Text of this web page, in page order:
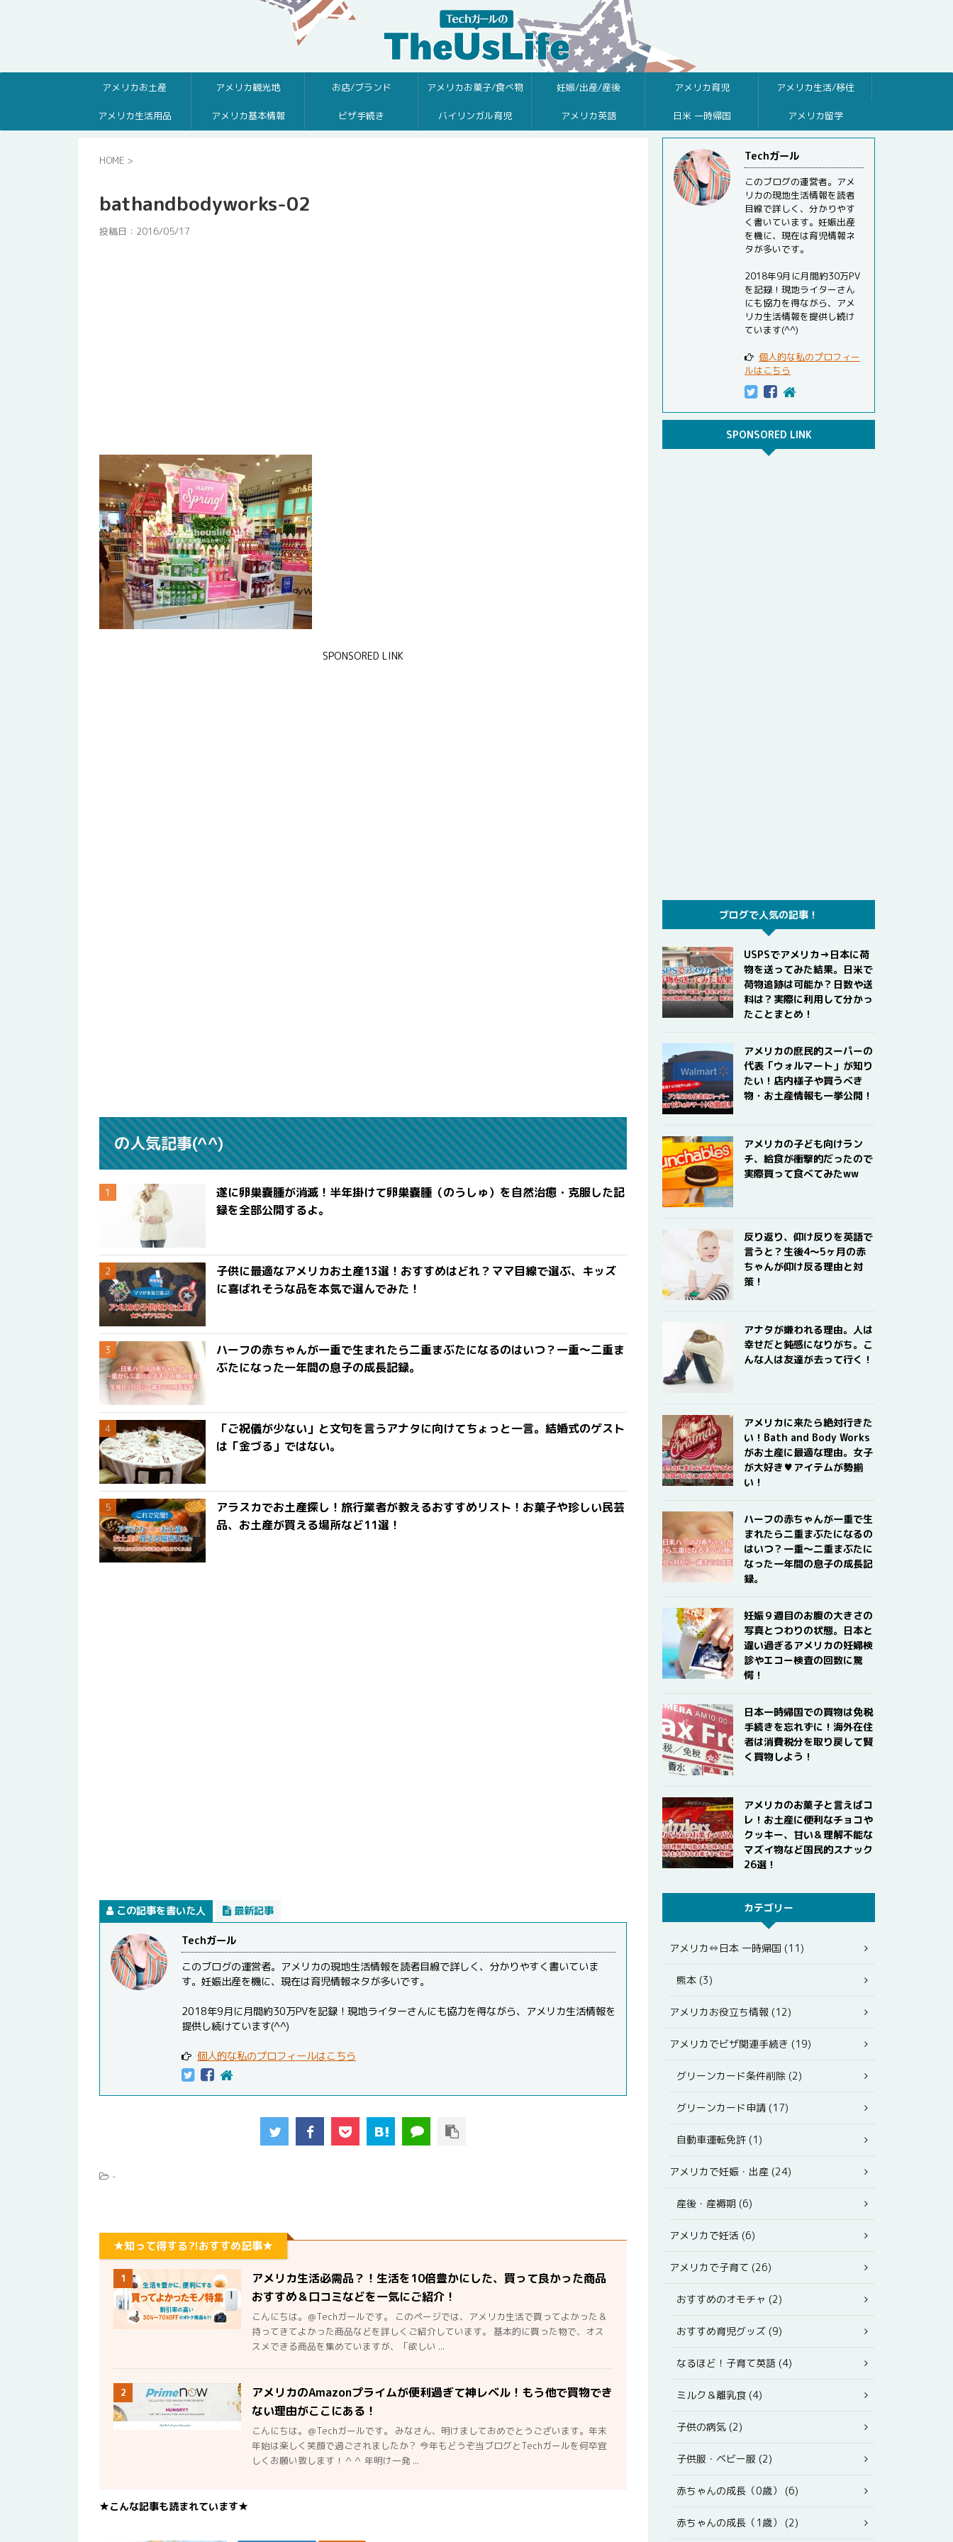
アメリカお土産 アメリカ観光地 お店/ブランド アメリカお菓子/食べ物 妊娠/出産/産後 アメリカ育児 アメリカ生活/移住
アメリカ生活用品 アメリカ基本情報 ビザ手続き バイリンガル育児 アメリカ英語 日米 一時帰国 アメリカ留学
HOME >
bathandbodyworks-02
投稿日： 2016/05/17
SPONSORED LINK
の人気記事(^^)
遂に卵巣嚢腫が消滅！半年掛けて卵巣嚢腫（のうしゅ）を自然治癒・克服した記
録を全部公開するよ。
子供に最適なアメリカお土産13選！おすすめはどれ？ママ目線で選ぶ、キッズ
に喜ばれそうな品を本気で選んでみた！
ハーフの赤ちゃんが一重で生まれたら二重まぶたになるのはいつ？一重〜二重ま
ぶたになった一年間の息子の成長記録。
「ご祝儀が少ない」と文句を言うアナタに向けてちょっと一言。結婚式のゲスト
は「金づる」ではない。
アラスカでお土産探し！旅行業者が教えるおすすめリスト！お菓子や珍しい民芸
品、お土産が買える場所など11選！
この記事を書いた人 最新記事
Techガール
このブログの運営者。アメリカの現地生活情報を読者目線で詳しく、分かりやすく書いていま
す。妊娠出産を機に、現在は育児情報ネタが多いです。
2018年9月に月間約30万PVを記録！現地ライターさんにも協力を得ながら、アメリカ生活情報を
提供し続けています(^^)
個人的な私のプロフィールはこちら
-
★知って得する?!おすすめ記事★
1
アメリカ生活必需品？！生活を10倍豊かにした、買って良かった商品
おすすめ＆口コミなどを一気にご紹介！
こんにちは。＠Techガールです。 このページでは、アメリカ生活で買ってよかった＆
持ってきてよかった商品などを詳しくご紹介しています。 基本的に買った物で、オス
スメできる商品を集めていますが、「欲しい ...
2
アメリカのAmazonプライムが便利過ぎて神レベル！もう他で買物でき
ない理由がここにある！
こんにちは。＠Techガールです。 みなさん、明けましておめでとうございます。年末
年始は楽しく笑顔で過ごされましたか？ 今年もどうぞ当ブログとTechガールを何卒宜
しくお願い致します！＾＾ 年明け一発 ...
★こんな記事も読まれています★
Techガール
このブログの運営者。アメ
リカの現地生活情報を読者
目線で詳しく、分かりやす
く書いています。妊娠出産
を機に、現在は育児情報ネ
タが多いです。
2018年9月に月間約30万PV
を記録！現地ライターさん
にも協力を得ながら、アメ
リカ生活情報を提供し続け
ています(^^)
個人的な私のプロフィー
ルはこちら
SPONSORED LINK
ブログで人気の記事！
USPSでアメリカ→日本に荷
物を送ってみた結果。日米で
荷物追跡は可能か？日数や送
料は？実際に利用して分かっ
たことまとめ！
アメリカの庶民的スーパーの
代表「ウォルマート」が知り
たい！店内様子や買うべき
物・お土産情報も一挙公開！
アメリカの子ども向けラン
チ、給食が衝撃的だったので
実際買って食べてみたww
反り返り、仰け反りを英語で
言うと？生後4〜5ヶ月の赤
ちゃんが仰け反る理由と対
策！
アナタが嫌われる理由。人は
幸せだと鈍感になりがち。こ
んな人は友達が去って行く！
アメリカに来たら絶対行きた
い！Bath and Body Works
がお土産に最適な理由。女子
が大好き♥アイテムが勢揃
い！
ハーフの赤ちゃんが一重で生
まれたら二重まぶたになるの
はいつ？一重〜二重まぶたに
なった一年間の息子の成長記
録。
妊娠９週目のお腹の大きさの
写真とつわりの状態。日本と
違い過ぎるアメリカの妊婦検
診やエコー検査の回数に驚
愕！
日本一時帰国での買物は免税
手続きを忘れずに！海外在住
者は消費税分を取り戻して賢
く買物しよう！
アメリカのお菓子と言えばコ
レ！お土産に便利なチョコや
クッキー、甘い＆理解不能な
マズイ物など国民的スナック
26選！
カテゴリー
アメリカ⇔日本 一時帰国 (11)
熊本 (3)
アメリカお役立ち情報 (12)
アメリカでビザ関連手続き (19)
グリーンカード条件削除 (2)
グリーンカード申請 (17)
自動車運転免許 (1)
アメリカで妊娠・出産 (24)
産後・産褥期 (6)
アメリカで妊活 (6)
アメリカで子育て (26)
おすすめのオモチャ (2)
おすすめ育児グッズ (9)
なるほど！子育て英語 (4)
ミルク＆離乳食 (4)
子供の病気 (2)
子供服・ベビー服 (2)
赤ちゃんの成長（0歳） (6)
赤ちゃんの成長（1歳） (2)